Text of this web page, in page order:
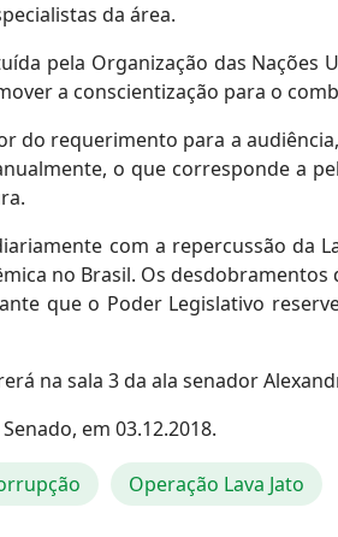
da área.
pela Organização das Nações
a conscientização para o
do requerimento para a
o que corresponde a
com a repercussão da
no Brasil. Os
que o Poder Legislativo
na sala 3 da ala senador
em 03.12.2018.
Operação Lava Jato